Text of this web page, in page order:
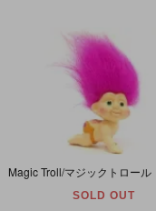
SOLD OUT